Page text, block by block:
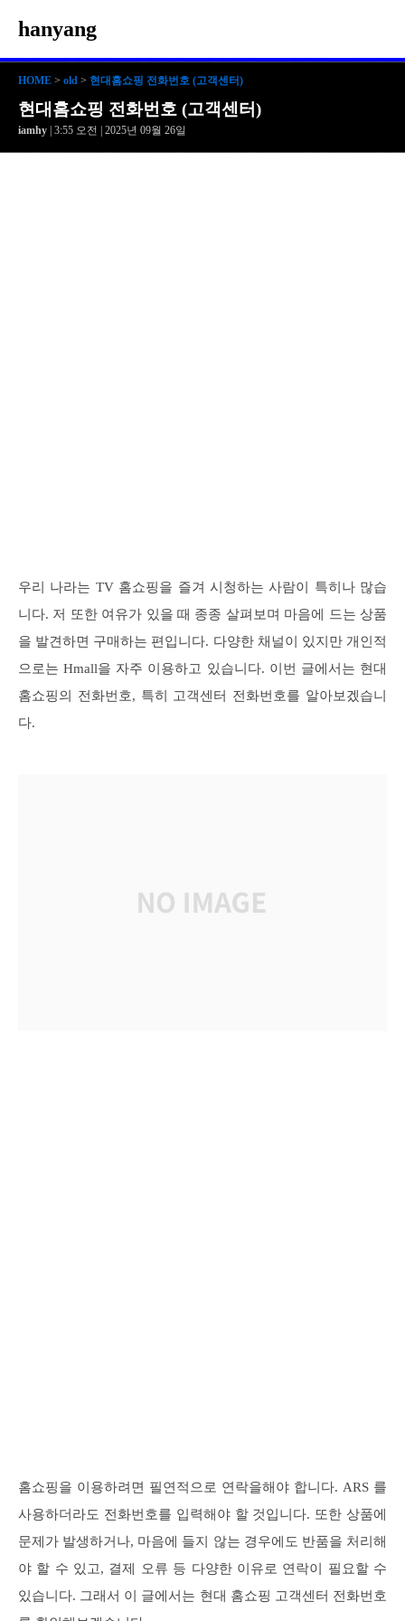
hanyang
HOME > old > 현대홈쇼핑 전화번호 (고객센터)
현대홈쇼핑 전화번호 (고객센터)
iamhy | 3:55 오전 | 2025년 09월 26일
우리 나라는 TV 홈쇼핑을 즐겨 시청하는 사람이 특히나 많습
니다. 저 또한 여유가 있을 때 종종 살펴보며 마음에 드는 상품
을 발견하면 구매하는 편입니다. 다양한 채널이 있지만 개인적
으로는 Hmall을 자주 이용하고 있습니다. 이번 글에서는 현대
홈쇼핑의 전화번호, 특히 고객센터 전화번호를 알아보겠습니
다.
홈쇼핑을 이용하려면 필연적으로 연락을해야 합니다. ARS 를
사용하더라도 전화번호를 입력해야 할 것입니다. 또한 상품에
문제가 발생하거나, 마음에 들지 않는 경우에도 반품을 처리해
야 할 수 있고, 결제 오류 등 다양한 이유로 연락이 필요할 수
있습니다. 그래서 이 글에서는 현대 홈쇼핑 고객센터 전화번호